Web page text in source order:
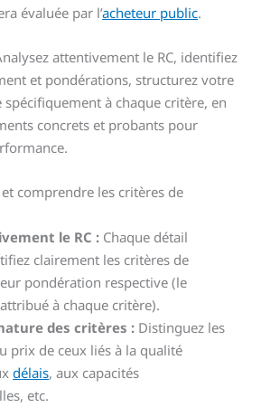
évaluée par l’acheteur public.
attentivement le RC, identifiez
et pondérations, structurez votre
à chaque critère, en
concrets et probants pour
comprendre les critères de
le RC : Chaque détail
clairement les critères de
pondération respective (le
à chaque critère).
des critères : Distinguez les
prix de ceux liés à la qualité
délais, aux capacités
etc.